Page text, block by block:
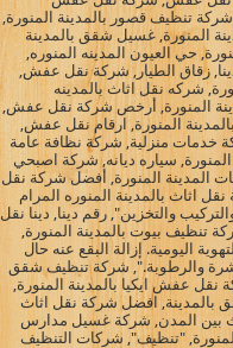
شركة تنظيف قصور بالمدينة المنورة,
المنورة, غسيل شقق بالمدينة
حي العيون المدينه المنوره,
زقاق الطيار, شركة نقل عفش,
شركه نقل اثاث بالمدينه
المنورة, أرخص شركة نقل عفش,
المنورة, ارقام نقل عفش,
خدمات منزلية, شركة نظافة عامة
سياره ديانه, شركة اصبحي
المدينة المنورة, أفضل شركة نقل
اثاث بالمدينة المنوره المرام
والتخزين", رقم دينا, دينا نقل
تنظيف بيوت بالمدينة المنورة,
اليومية. إزالة البقع عنه حال
والرطوبة.", شركة تنظيف شقق
عفش ايكيا بالمدينة المنورة,
بالمدينة, افضل شركة نقل اثاث
بين المدن, شركة غسيل مدارس
"تنظيف", شركات التنظيف